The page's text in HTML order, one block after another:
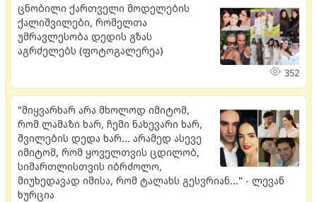
ცნობილი ქართველი მოდელების
ქალიშვილები, რომელთა
უმრავლესობა დედის გზას
აგრძელებს (ფოტოგალერეა)
352
"მიყვარხარ არა მხოლოდ იმიტომ,
რომ ლამაზი ხარ, ჩემი ნახევარი ხარ,
შვილების დედა ხარ... არამედ ასევე
იმიტომ, რომ ყოველთვის ცდილობ,
სიმართლისთვის იბრძოლო,
მიუხედავად იმისა, რომ ტალახს გესვრიან..." - ლევან
ხურცია